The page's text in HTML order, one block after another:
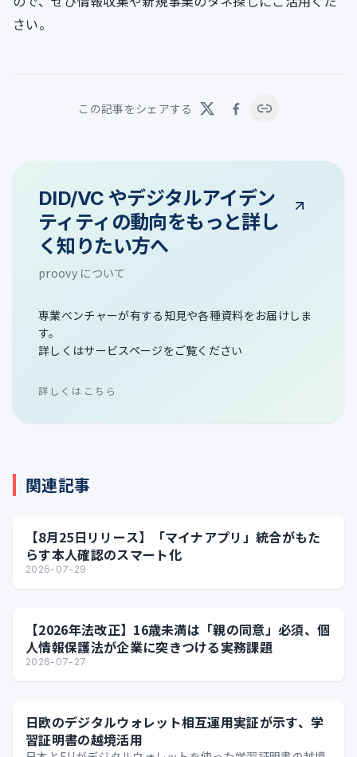
さい。
この記事をシェアする
DID/VC やデジタルアイデン
ティティの動向をもっと詳し
く知りたい方へ
proovy について
専業ベンチャーが有する知見や各種資料をお届けしま
す。
詳しくはサービスページをご覧ください
詳しくはこちら
関連記事
【8月25日リリース】「マイナアプリ」統合がもた
らす本人確認のスマート化
2026-07-29
【2026年法改正】16歳未満は「親の同意」必須、個
人情報保護法が企業に突きつける実務課題
2026-07-27
日欧のデジタルウォレット相互運用実証が示す、学
習証明書の越境活用